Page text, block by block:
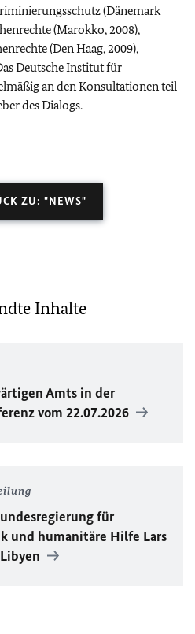
(Dänemark
(Marokko, 2008),
(Den Haag, 2009),
Deutsche Institut für
an den Konsultationen teil
des Dialogs.
ZU: "NEWS"
Inhalte
Amts in der
vom 22.07.2026
für
und humanitäre Hilfe Lars